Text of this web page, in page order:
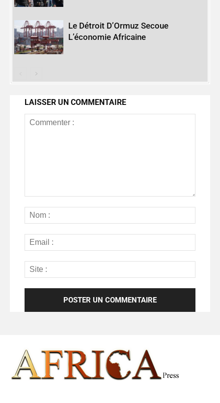
Le Détroit D’Ormuz Secoue
L’économie Africaine
LAISSER UN COMMENTAIRE